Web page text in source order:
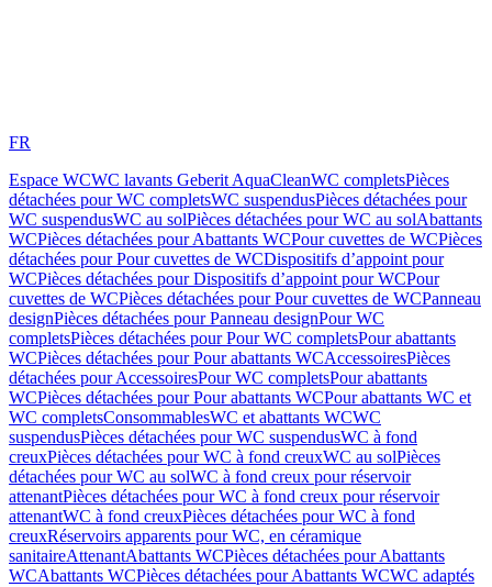
FR
Espace WCWC lavants Geberit AquaCleanWC completsPièces
détachées pour WC completsWC suspendusPièces détachées pour
WC suspendusWC au solPièces détachées pour WC au solAbattants
WCPièces détachées pour Abattants WCPour cuvettes de WCPièces
détachées pour Pour cuvettes de WCDispositifs d’appoint pour
WCPièces détachées pour Dispositifs d’appoint pour WCPour
cuvettes de WCPièces détachées pour Pour cuvettes de WCPanneau
designPièces détachées pour Panneau designPour WC
completsPièces détachées pour Pour WC completsPour abattants
WCPièces détachées pour Pour abattants WCAccessoiresPièces
détachées pour AccessoiresPour WC completsPour abattants
WCPièces détachées pour Pour abattants WCPour abattants WC et
WC completsConsommablesWC et abattants WCWC
suspendusPièces détachées pour WC suspendusWC à fond
creuxPièces détachées pour WC à fond creuxWC au solPièces
détachées pour WC au solWC à fond creux pour réservoir
attenantPièces détachées pour WC à fond creux pour réservoir
attenantWC à fond creuxPièces détachées pour WC à fond
creuxRéservoirs apparents pour WC, en céramique
sanitaireAttenantAbattants WCPièces détachées pour Abattants
WCAbattants WCPièces détachées pour Abattants WCWC adaptés